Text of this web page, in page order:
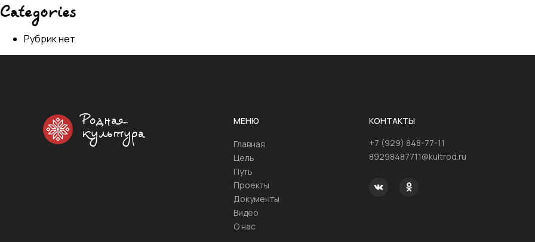
Categories
Рубрик нет
Родная
культура
МЕНЮ
Главная
Цель
Путь
Проекты
Документы
Видео
О нас
КОНТАКТЫ
+7 (929) 848-77-11
89298487711@kultrod.ru